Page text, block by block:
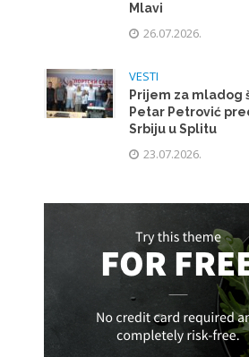
Mlavi
26.07.2026.
VESTI
Prijem za mladog
Petar Petrović
Srbiju u Splitu
23.07.2026.